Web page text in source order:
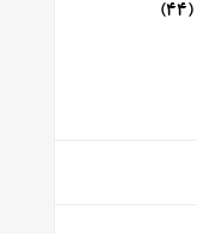
(44)